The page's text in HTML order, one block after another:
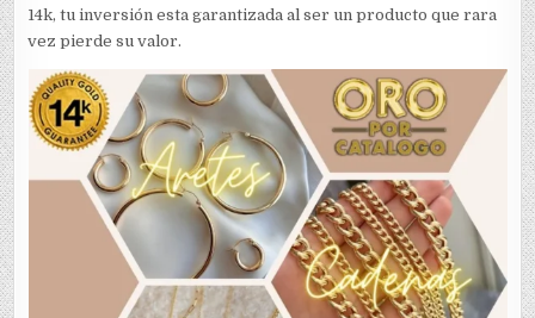
14k, tu inversión esta garantizada al ser un producto que rara
vez pierde su valor.